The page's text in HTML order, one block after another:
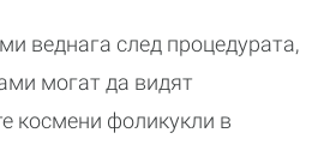
веднага след процедурата,
могат да видят
космени фоликукли в